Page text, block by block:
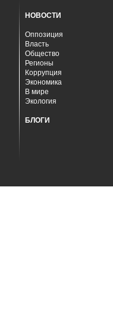
НОВОСТИ
Оппозиция
Власть
Общество
Регионы
Коррупция
Экономика
В мире
Экология
БЛОГИ